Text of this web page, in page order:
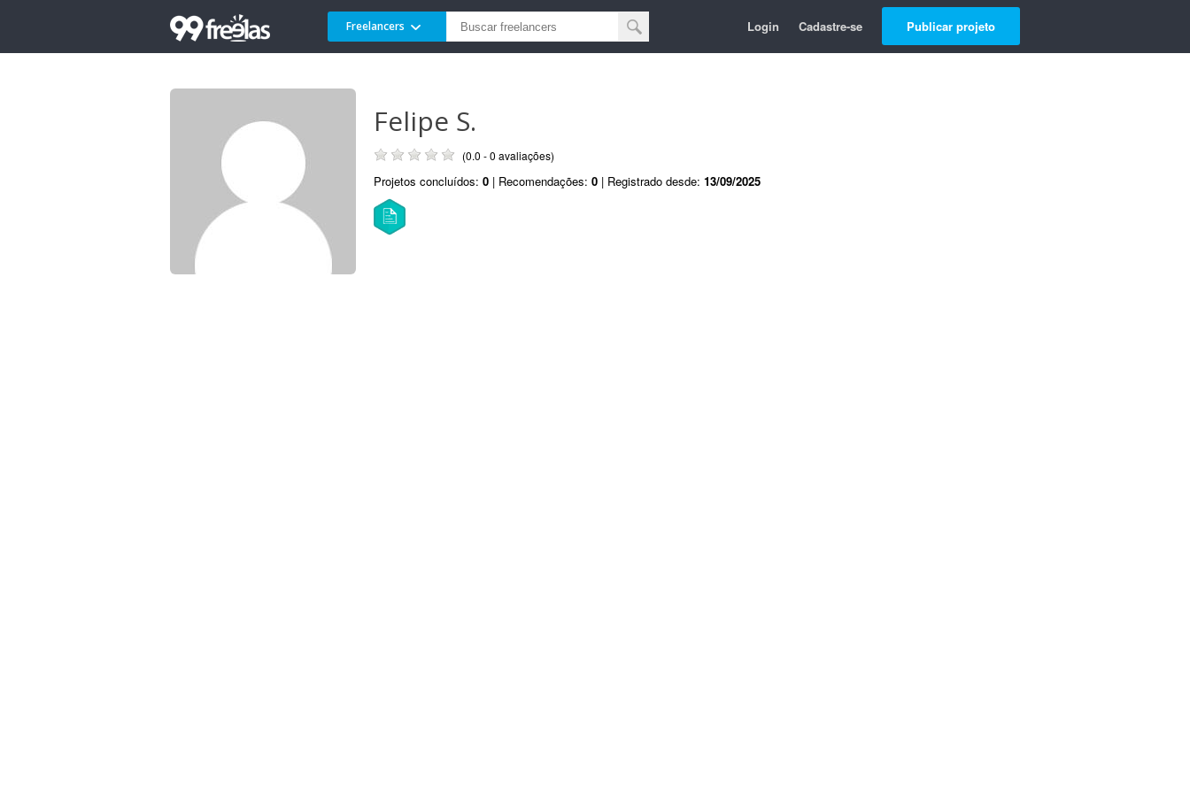
Freelancers Login Cadastre-se Publicar projeto
Felipe S.
(0.0 - 0 avaliações)
Projetos concluídos: 0 | Recomendações: 0 | Registrado desde: 13/09/2025